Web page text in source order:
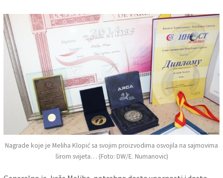
Nagrade koje je Meliha Klopić sa svojim proizvodima osvojila na sajmovima
širom svijeta… (Foto: DW/E. Numanovic)